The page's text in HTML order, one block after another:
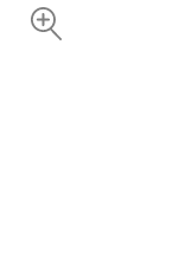
застосування , 50 ml